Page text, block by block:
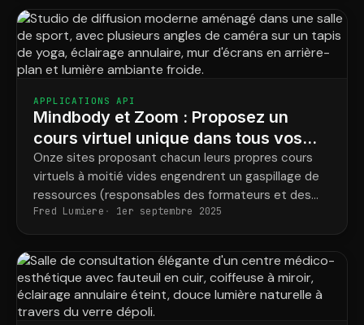
gérer ces fichiers.
APPLICATIONS API
Mindbody et Zoom : Proposez un
cours virtuel unique dans tous vos
établissements franchisés.
Onze sites proposant chacun leurs propres cours
virtuels à moitié vides engendrent un gaspillage de
ressources (responsables des formateurs et des
participants). Voici comment organiser moins de
cours, mais plus complets et de meilleure qualité, au
sein d'un même groupe.
Fred Lumiere 1er septembre 2025